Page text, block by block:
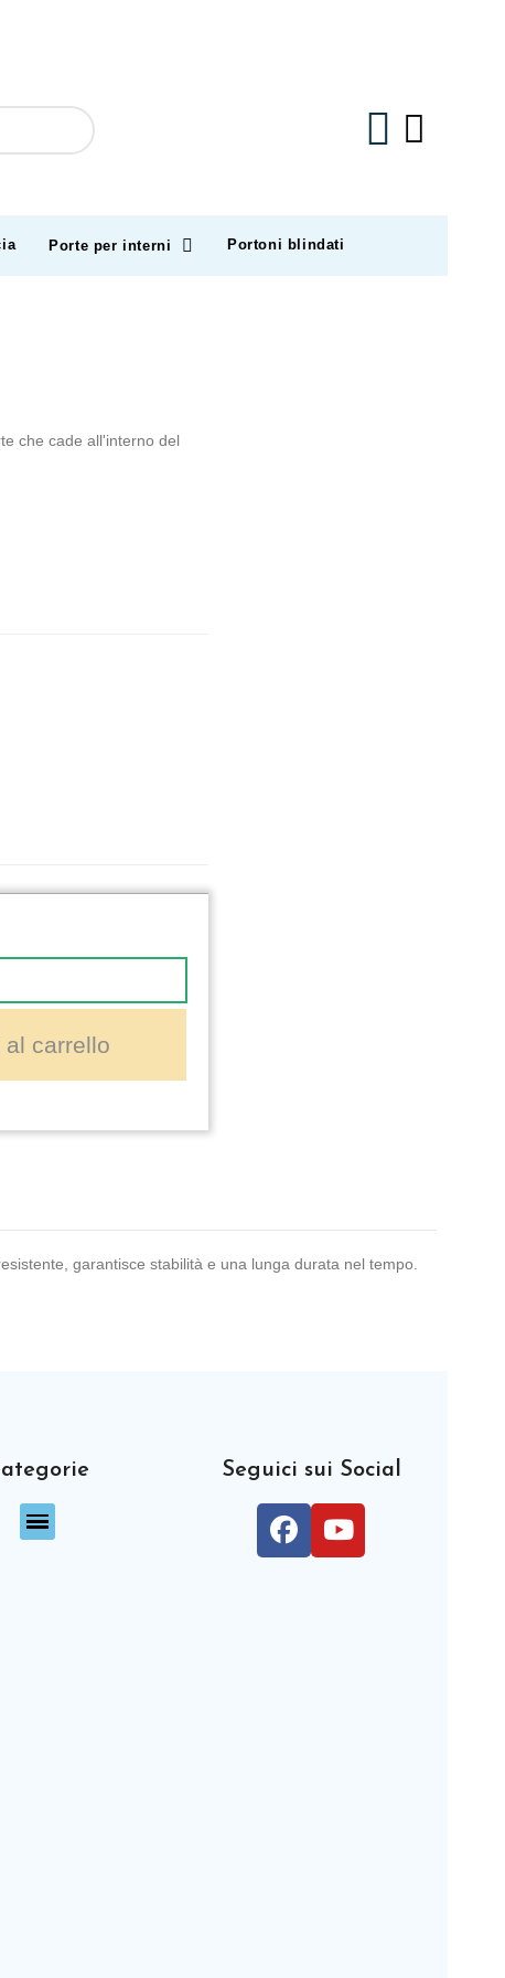
Porte per interni Portoni blindati
che cade all'interno del
al carrello
garantisce stabilità e una lunga durata nel tempo.
Seguici sui Social